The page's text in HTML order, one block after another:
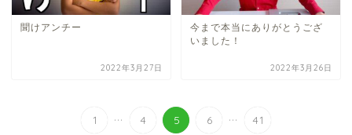
聞けアンチー
2022年3月27日
今まで本当にありがとうござ
いました！
2022年3月26日
1 ... 4 5 6 ... 41